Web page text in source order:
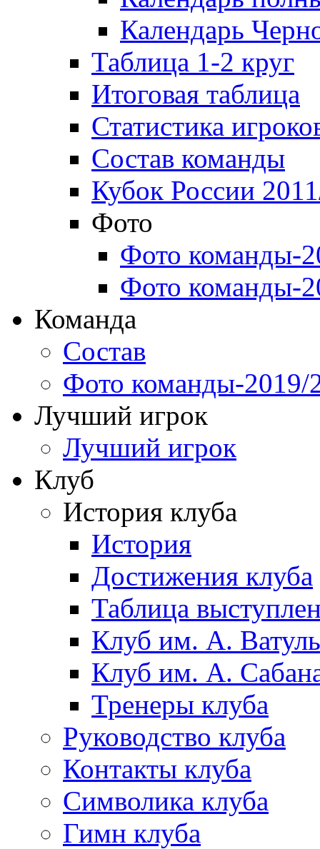
Календарь
Таблица 1-2 круг
Итоговая таблица
Статистика
Состав команды
Кубок России
Фото
Фото команды-
Фото команды-
Команда
Состав
Фото команды-2019/
Лучший игрок
Лучший игрок
Клуб
История клуба
История
Достижения клуба
Таблица
Клуб им. А.
Клуб им. А.
Тренеры клуба
Руководство клуба
Контакты клуба
Символика клуба
Гимн клуба